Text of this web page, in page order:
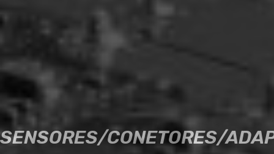
SENSORES/CONETORES/
SENSORES/CONETORES/